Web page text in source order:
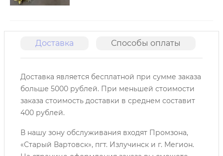
Доставка Способы оплаты
Доставка является бесплатной при сумме заказа
больше 5000 рублей. При меньшей стоимости
заказа стоимость доставки в среднем составит
400 рублей.
В нашу зону обслуживания входят Промзона,
«Старый Вартовск», пгт. Излучинск и г. Мегион.